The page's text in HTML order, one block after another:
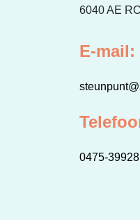
6040 AE
E-mail:
0475-